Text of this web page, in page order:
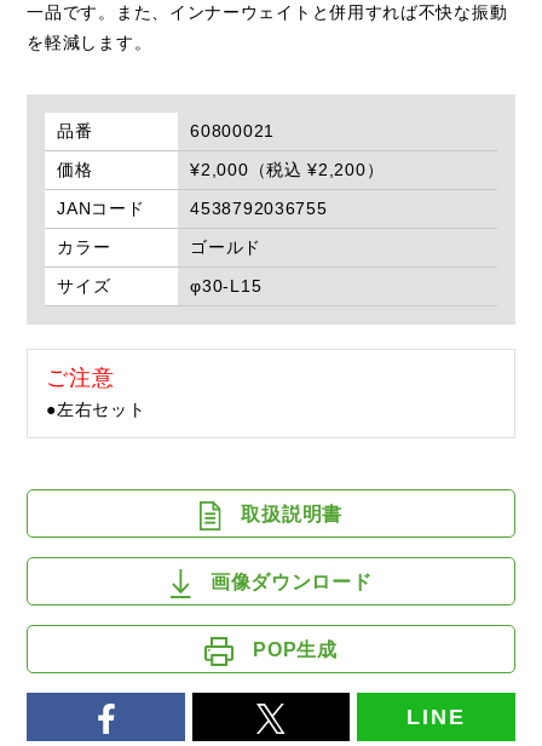
一品です。また、インナーウェイトと併用すれば不快な振動
を軽減します。
品番
60800021
価格
¥2,000（税込 ¥2,200）
JANコード
4538792036755
カラー
ゴールド
サイズ
φ30-L15
ご注意
●左右セット
取扱説明書
画像ダウンロード
POP生成
LINE